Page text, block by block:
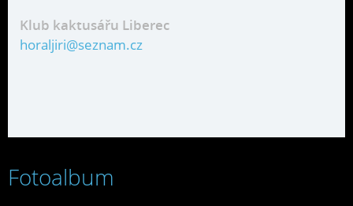
Klub kaktusářu Liberec
horaljiri@seznam.cz
Fotoalbum